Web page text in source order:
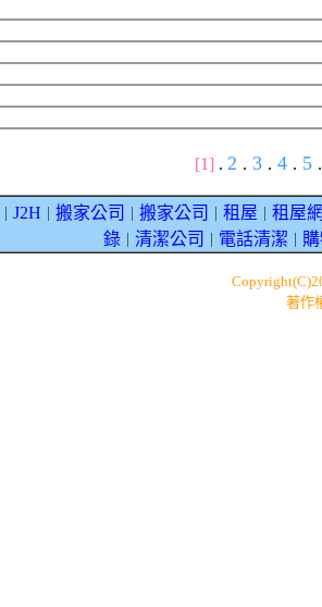
[1] . 2 . 3 . 4 . 5 .
J2H 搬家公司 搬家公司 租屋
租屋
錄｜ 清潔公司 電話清潔
著作